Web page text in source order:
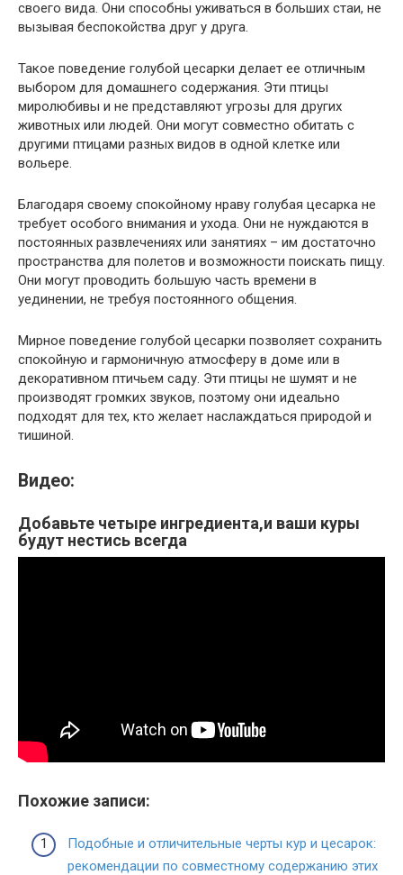
своего вида. Они способны уживаться в больших стаи, не
вызывая беспокойства друг у друга.
Такое поведение голубой цесарки делает ее отличным
выбором для домашнего содержания. Эти птицы
миролюбивы и не представляют угрозы для других
животных или людей. Они могут совместно обитать с
другими птицами разных видов в одной клетке или
вольере.
Благодаря своему спокойному нраву голубая цесарка не
требует особого внимания и ухода. Они не нуждаются в
постоянных развлечениях или занятиях – им достаточно
пространства для полетов и возможности поискать пищу.
Они могут проводить большую часть времени в
уединении, не требуя постоянного общения.
Мирное поведение голубой цесарки позволяет сохранить
спокойную и гармоничную атмосферу в доме или в
декоративном птичьем саду. Эти птицы не шумят и не
производят громких звуков, поэтому они идеально
подходят для тех, кто желает наслаждаться природой и
тишиной.
Видео:
Добавьте четыре ингредиента,и ваши куры
будут нестись всегда
Похожие записи:
Подобные и отличительные черты кур и цесарок:
рекомендации по совместному содержанию этих